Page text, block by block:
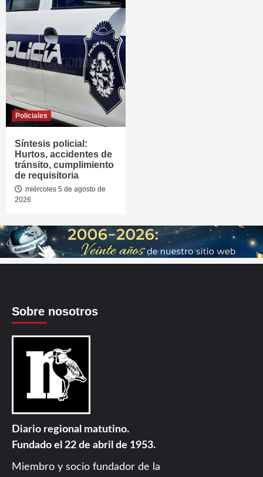
Policiales
Síntesis policial:
Hurtos, accidentes de
tránsito, cumplimiento
de requisitoria
miércoles 5 de agosto de
2026
Sobre nosotros
Diario regional matutino.
Fundado el 22 de abril de 1953.
Miembro y socio fundador de la